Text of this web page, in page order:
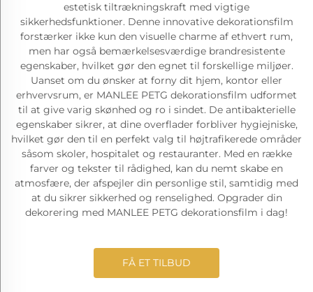
estetisk tiltrækningskraft med vigtige
sikkerhedsfunktioner. Denne innovative dekorationsfilm
forstærker ikke kun den visuelle charme af ethvert rum,
men har også bemærkelsesværdige brandresistente
egenskaber, hvilket gør den egnet til forskellige miljøer.
Uanset om du ønsker at forny dit hjem, kontor eller
erhvervsrum, er MANLEE PETG dekorationsfilm udformet
til at give varig skønhed og ro i sindet. De antibakterielle
egenskaber sikrer, at dine overflader forbliver hygiejniske,
hvilket gør den til en perfekt valg til højtrafikerede områder
såsom skoler, hospitalet og restauranter. Med en række
farver og tekster til rådighed, kan du nemt skabe en
atmosfære, der afspejler din personlige stil, samtidig med
at du sikrer sikkerhed og renselighed. Opgrader din
dekorering med MANLEE PETG dekorationsfilm i dag!
FÅ ET TILBUD